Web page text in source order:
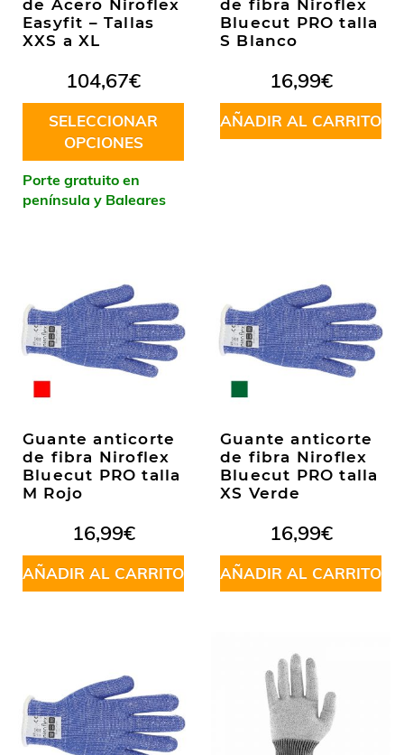
de Acero Niroflex
Easyfit – Tallas
XXS a XL
104,67€
SELECCIONAR
OPCIONES
producto
tiene
se
pueden
elegir
producto
Porte gratuito en
península y Baleares
de fibra Niroflex
Bluecut PRO talla
S Blanco
16,99€
AÑADIR AL CARRITO
Guante anticorte
de fibra Niroflex
Bluecut PRO talla
M Rojo
16,99€
AÑADIR AL CARRITO
Guante anticorte
de fibra Niroflex
Bluecut PRO talla
XS Verde
16,99€
AÑADIR AL CARRITO